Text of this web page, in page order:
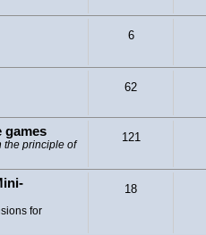
6
62
games
the principle of
121
for
18